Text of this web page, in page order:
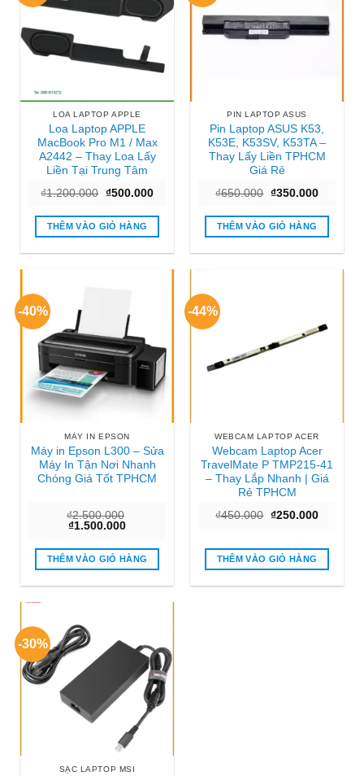
LOA LAPTOP APPLE
Loa Laptop APPLE
MacBook Pro M1 / Max
A2442 – Thay Loa Lấy
Liền Tại Trung Tâm
₫1.200.000 Giá
là:
₫1.200.000.
₫500.000Giá
tại
₫500.000.
THÊM VÀO GIỎ HÀNG
PIN LAPTOP ASUS
Pin Laptop ASUS K53,
K53E, K53SV, K53TA –
Thay Lấy Liền TPHCM
Giá Rẻ
₫650.000 Giá
là:
₫650.000.
₫350.000Giá
tại
THÊM VÀO GIỎ HÀNG
-40%
MÁY IN EPSON
Máy in Epson L300 – Sửa
Máy In Tận Nơi Nhanh
Chóng Giá Tốt TPHCM
₫2.500.000
Giá
là:
₫2.500.000.
₫1.500.000Giá
tại
là:
₫1.500.000.
THÊM VÀO GIỎ HÀNG
-44%
WEBCAM LAPTOP ACER
Webcam Laptop Acer
TravelMate P TMP215-41
– Thay Lắp Nhanh | Giá
Rẻ TPHCM
₫450.000 Giá
₫450.000.
₫250.000Giá
là:
THÊM VÀO GIỎ HÀNG
-30%
SẠC LAPTOP MSI